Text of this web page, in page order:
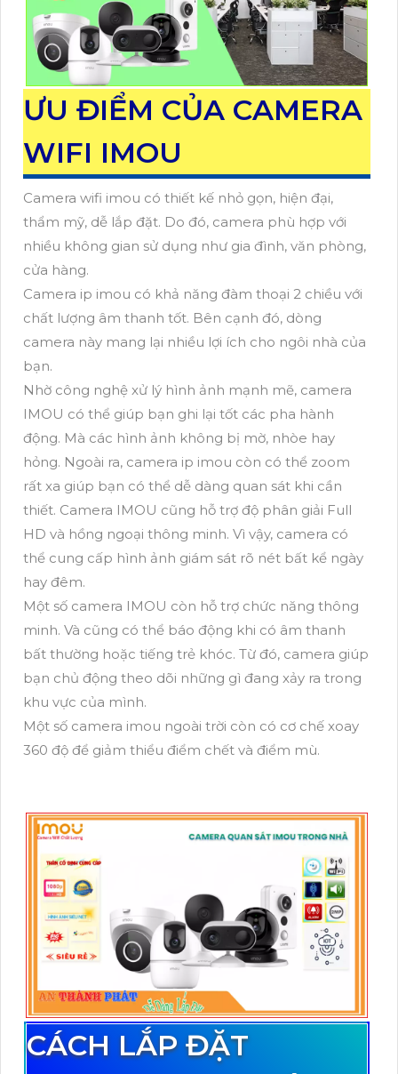
ƯU ĐIỂM CỦA CAMERA
WIFI IMOU
Camera wifi imou có thiết kế nhỏ gọn, hiện đại,
thẩm mỹ, dễ lắp đặt. Do đó, camera phù hợp với
nhiều không gian sử dụng như gia đình, văn phòng,
cửa hàng.
Camera ip imou có khả năng đàm thoại 2 chiều với
chất lượng âm thanh tốt. Bên cạnh đó, dòng
camera này mang lại nhiều lợi ích cho ngôi nhà của
bạn.
Nhờ công nghệ xử lý hình ảnh mạnh mẽ, camera
IMOU có thể giúp bạn ghi lại tốt các pha hành
động. Mà các hình ảnh không bị mờ, nhòe hay
hỏng. Ngoài ra, camera ip imou còn có thể zoom
rất xa giúp bạn có thể dễ dàng quan sát khi cần
thiết. Camera IMOU cũng hỗ trợ độ phân giải Full
HD và hồng ngoại thông minh. Vì vậy, camera có
thể cung cấp hình ảnh giám sát rõ nét bất kể ngày
hay đêm.
Một số camera IMOU còn hỗ trợ chức năng thông
minh. Và cũng có thể báo động khi có âm thanh
bất thường hoặc tiếng trẻ khóc. Từ đó, camera giúp
bạn chủ động theo dõi những gì đang xảy ra trong
khu vực của mình.
Một số camera imou ngoài trời còn có cơ chế xoay
360 độ để giảm thiểu điểm chết và điểm mù.
CÁCH LẮP ĐẶT